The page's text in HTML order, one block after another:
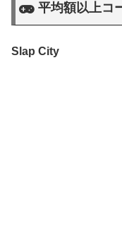
平均額以上コ
Slap City